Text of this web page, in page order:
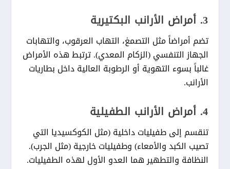
3. أمراض الأرانب البكتيرية
تضم أمراضاً مثل التصمغ، التهاب العرقوب، والتهابات
الجهاز التنفسي (الزكام المعدي). ترتبط هذه الأمراض
غالباً بسوء التهوية أو الرطوبة العالية داخل بطاريات
الأرانب.
4. أمراض الأرانب الطفيلية
تنقسم إلى طفيليات داخلية (مثل الكوكسيديا التي
تصيب الكبد والأمعاء) وطفيليات خارجية (مثل الجرب).
النظافة والتطهير هما العدو الأول لهذه الطفيليات.